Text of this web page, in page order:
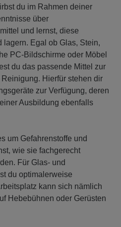
du im Rahmen deiner
über
und lernst, diese
lagern. Egal ob Glas, Stein,
PC-Bildschirme oder Möbel
du das passende Mittel zur
Hierfür stehen dir
zur Verfügung, deren
Ausbildung ebenfalls
um Gefahrenstoffe und
wie sie fachgerecht
Für Glas- und
du optimalerweise
kann sich nämlich
Hebebühnen oder Gerüsten